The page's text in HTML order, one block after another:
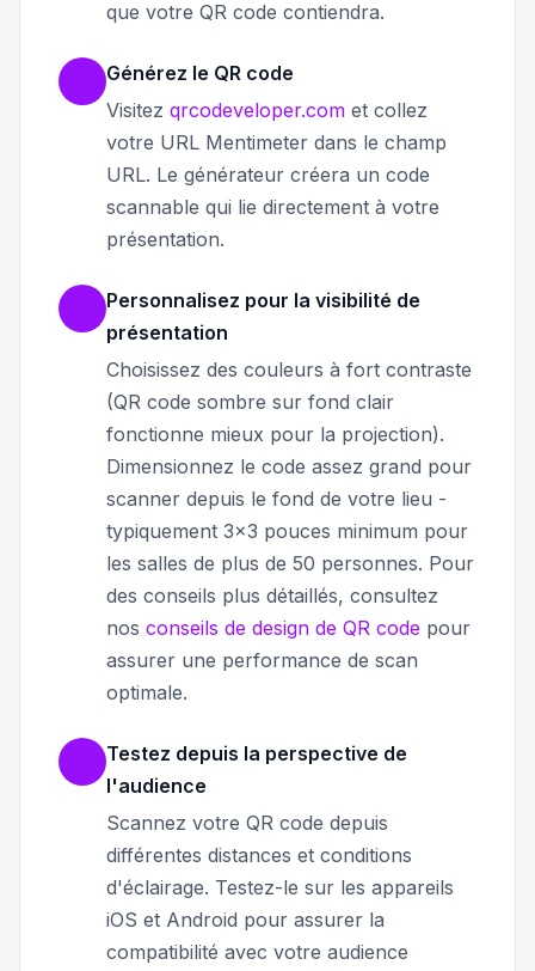
que votre QR code contiendra.
Générez le QR code
Visitez qrcodeveloper.com et collez
votre URL Mentimeter dans le champ
URL. Le générateur créera un code
scannable qui lie directement à votre
présentation.
Personnalisez pour la visibilité de
présentation
Choisissez des couleurs à fort contraste
(QR code sombre sur fond clair
fonctionne mieux pour la projection).
Dimensionnez le code assez grand pour
scanner depuis le fond de votre lieu -
typiquement 3x3 pouces minimum pour
les salles de plus de 50 personnes. Pour
des conseils plus détaillés, consultez
nos conseils de design de QR code pour
assurer une performance de scan
optimale.
Testez depuis la perspective de
l'audience
Scannez votre QR code depuis
différentes distances et conditions
d'éclairage. Testez-le sur les appareils
iOS et Android pour assurer la
compatibilité avec votre audience